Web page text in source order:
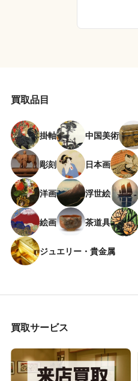
買取品目
掛軸 中国美術
彫刻 日本画
洋画 浮世絵
絵画 茶道具
ジュエリー・貴金属
買取サービス